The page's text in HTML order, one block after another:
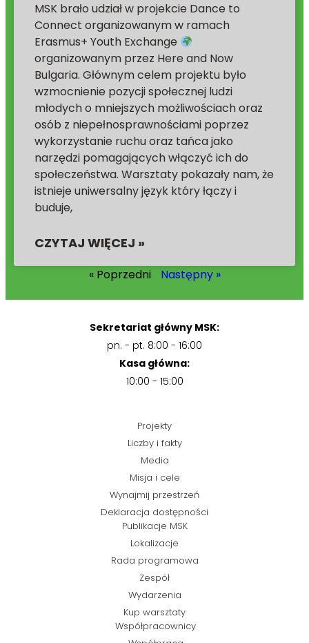
MSK brało udział w projekcie Dance to
Connect organizowanym w ramach
Erasmus+ Youth Exchange
organizowanym przez Here and Now
Bulgaria. Głównym celem projektu było
wzmocnienie pozycji społecznej ludzi
młodych o mniejszych możliwościach oraz
osób z niepełnosprawnościami poprzez
wykorzystanie ruchu oraz tańca jako
narzędzi pomagających włączyć ich do
społeczeństwa. Warsztaty pokazały nam, że
istnieje uniwersalny język który łączy i
buduje,
CZYTAJ WIĘCEJ »
« Poprzedni Następny »
Sekretariat główny MSK:
pn. - pt. 8:00 - 16:00
Kasa główna:
10:00 - 15:00
Projekty
Liczby i fakty
Media
Misja i cele
Wynajmij przestrzeń
Deklaracja dostępności
Publikacje MSK
Lokalizacje
Rada programowa
Zespół
Wydarzenia
Kup warsztaty
Współpracownicy